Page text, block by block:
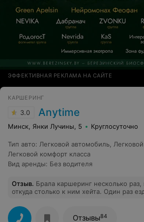
ЭФФЕКТИВНАЯ РЕКЛАМА НА САЙТЕ
КАРШЕРИНГ
3.0 Anytime
Минск, Янки Лучины, 5 Круглосуточно
Тип авто: Легковой автомобиль,
Легковой комфорт класса
Вид аренды: Без водителя
Отзыв. Брала каршеринг несколько
откуда столько к ним хейта. Один раз
суточный тариф очень приятно
Отзывы84